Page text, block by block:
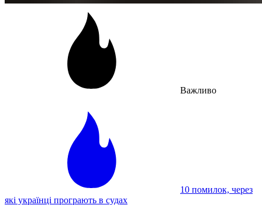
Важливо
10 помилок, через
які українці програють в судах